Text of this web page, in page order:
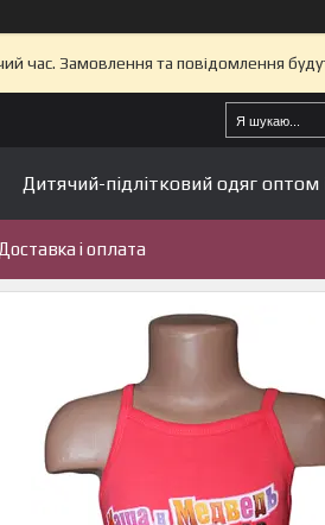
час. Замовлення та повідомлення
Дитячий-підлітковий одяг
Доставка і оплата